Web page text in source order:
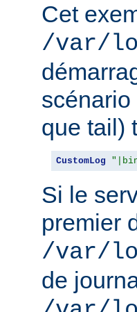
Cet
/var/
que tail)
CustomLog
Si le
premier
/var/
de